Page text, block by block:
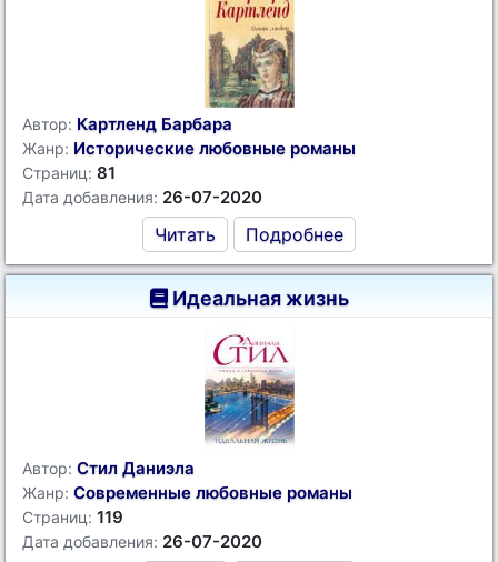
Автор: Картленд Барбара
Жанр: Исторические любовные романы
Страниц: 81
Дата добавления: 26-07-2020
Читать Подробнее
Идеальная жизнь
Автор: Стил Даниэла
Жанр: Современные любовные романы
Страниц: 119
Дата добавления: 26-07-2020